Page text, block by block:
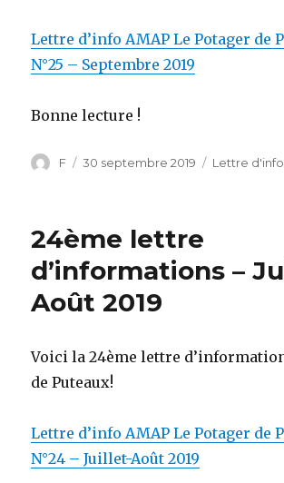
Lettre d’info AMAP Le Potager de
N°25 – Septembre 2019
Bonne lecture !
Auteur
F
Publié
30 septembre 2019 Catégories
Lettre
24ème lettre
d’informations –
Août 2019
Voici la 24èmelettre
de Puteaux!
Lettre d’info AMAP Le Potager de
N°24 – Juillet-Août 2019